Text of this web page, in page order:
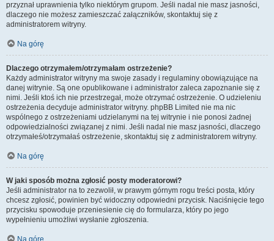
przyznał uprawnienia tylko niektórym grupom. Jeśli nadal nie masz jasności,
dlaczego nie możesz zamieszczać załączników, skontaktuj się z
administratorem witryny.
Na górę
Dlaczego otrzymałem/otrzymałam ostrzeżenie?
Każdy administrator witryny ma swoje zasady i regulaminy obowiązujące na
danej witrynie. Są one opublikowane i administrator zaleca zapoznanie się z
nimi. Jeśli ktoś ich nie przestrzegał, może otrzymać ostrzeżenie. O udzieleniu
ostrzeżenia decyduje administrator witryny. phpBB Limited nie ma nic
wspólnego z ostrzeżeniami udzielanymi na tej witrynie i nie ponosi żadnej
odpowiedzialności związanej z nimi. Jeśli nadal nie masz jasności, dlaczego
otrzymałeś/otrzymałaś ostrzeżenie, skontaktuj się z administratorem witryny.
Na górę
W jaki sposób można zgłosić posty moderatorowi?
Jeśli administrator na to zezwolił, w prawym górnym rogu treści posta, który
chcesz zgłosić, powinien być widoczny odpowiedni przycisk. Naciśnięcie tego
przycisku spowoduje przeniesienie cię do formularza, który po jego
wypełnieniu umożliwi wysłanie zgłoszenia.
Na górę